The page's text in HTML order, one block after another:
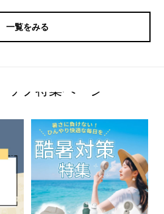
一覧をみる
ップ特集ページ